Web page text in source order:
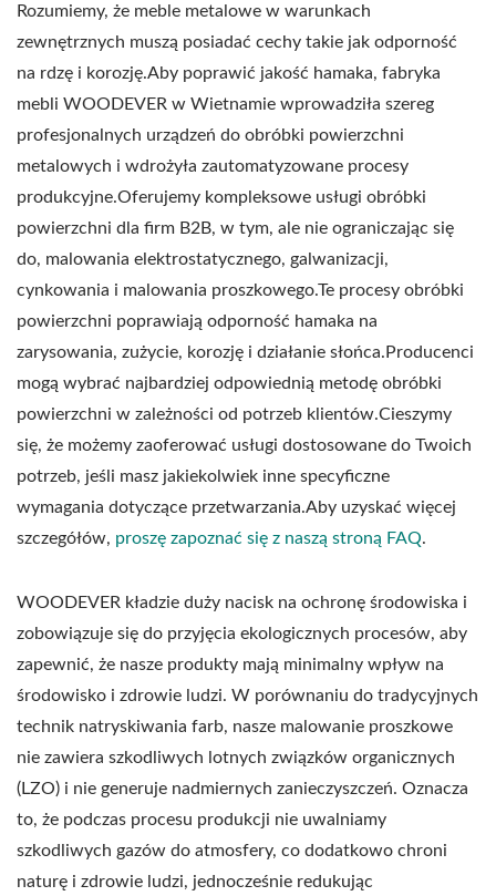
Rozumiemy, że meble metalowe w warunkach
zewnętrznych muszą posiadać cechy takie jak odporność
na rdzę i korozję.Aby poprawić jakość hamaka, fabryka
mebli WOODEVER w Wietnamie wprowadziła szereg
profesjonalnych urządzeń do obróbki powierzchni
metalowych i wdrożyła zautomatyzowane procesy
produkcyjne.Oferujemy kompleksowe usługi obróbki
powierzchni dla firm B2B, w tym, ale nie ograniczając się
do, malowania elektrostatycznego, galwanizacji,
cynkowania i malowania proszkowego.Te procesy obróbki
powierzchni poprawiają odporność hamaka na
zarysowania, zużycie, korozję i działanie słońca.Producenci
mogą wybrać najbardziej odpowiednią metodę obróbki
powierzchni w zależności od potrzeb klientów.Cieszymy
się, że możemy zaoferować usługi dostosowane do Twoich
potrzeb, jeśli masz jakiekolwiek inne specyficzne
wymagania dotyczące przetwarzania.Aby uzyskać więcej
szczegółów, proszę zapoznać się z naszą stroną FAQ.
WOODEVER kładzie duży nacisk na ochronę środowiska i
zobowiązuje się do przyjęcia ekologicznych procesów, aby
zapewnić, że nasze produkty mają minimalny wpływ na
środowisko i zdrowie ludzi. W porównaniu do tradycyjnych
technik natryskiwania farb, nasze malowanie proszkowe
nie zawiera szkodliwych lotnych związków organicznych
(LZO) i nie generuje nadmiernych zanieczyszczeń. Oznacza
to, że podczas procesu produkcji nie uwalniamy
szkodliwych gazów do atmosfery, co dodatkowo chroni
naturę i zdrowie ludzi, jednocześnie redukując